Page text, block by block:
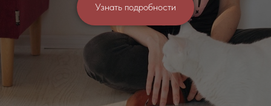
Узнать подробности